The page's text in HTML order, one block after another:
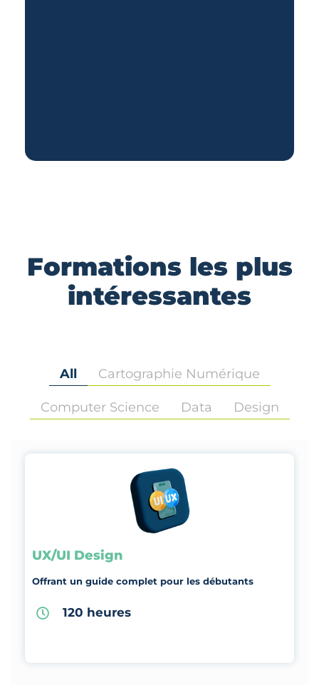
Formations les plus
intéressantes
All Cartographie Numérique
Computer Science Data Design
UX/UI Design
Offrant un guide complet pour les débutants
120 heures